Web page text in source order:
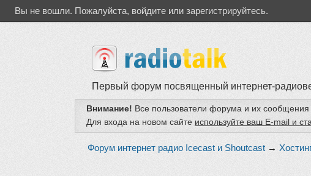
Вы не вошли. Пожалуйста, войдите или зарегистрируйтесь.
Первый форум посвященный интернет-
Внимание! Все пользователи форума и их
Для входа на новом сайте используйте ваш E-mail и
Форум интернет радио Icecast и Shoutcast →